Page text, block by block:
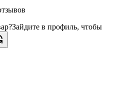
Зайдите в профиль, чтобы